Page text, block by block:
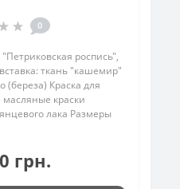
0
роспись",
ткань "кашемир"
(береза) Краска для
краски
лака Размеры
грн.